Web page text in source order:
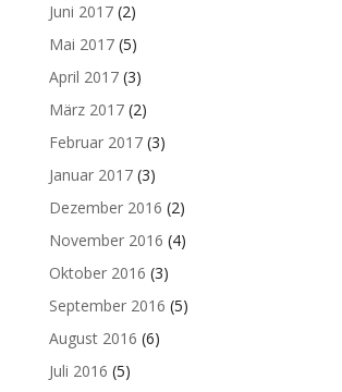
Juni 2017(2)
Mai 2017(5)
April 2017(3)
März 2017(2)
Februar 2017(3)
Januar 2017(3)
Dezember 2016 (2)
November 2016 (4)
Oktober 2016 (3)
September 2016 (5)
August 2016 (6)
Juli 2016 (5)